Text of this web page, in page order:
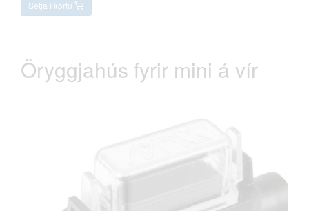
Setja í körfu
Öryggjahús fyrir mini á vír